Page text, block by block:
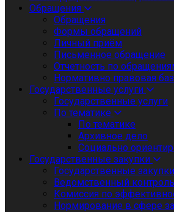
Обращения
Обращения
Формы обращений
Личный приём
Письменное обращение
Отчетность по
Нормативно правовая
Государственные услуги
Государственные услуги
По тематике
По тематике
Архивное дело
Социально
Государственные закупки
Государственные закупки
Ведомственный контроль
Комиссия по
Нормирование в сфере